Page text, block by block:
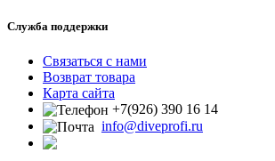
Служба поддержки
Связаться с нами
Возврат товара
Карта сайта
+7(926) 390 16 14
info@diveprofi.ru